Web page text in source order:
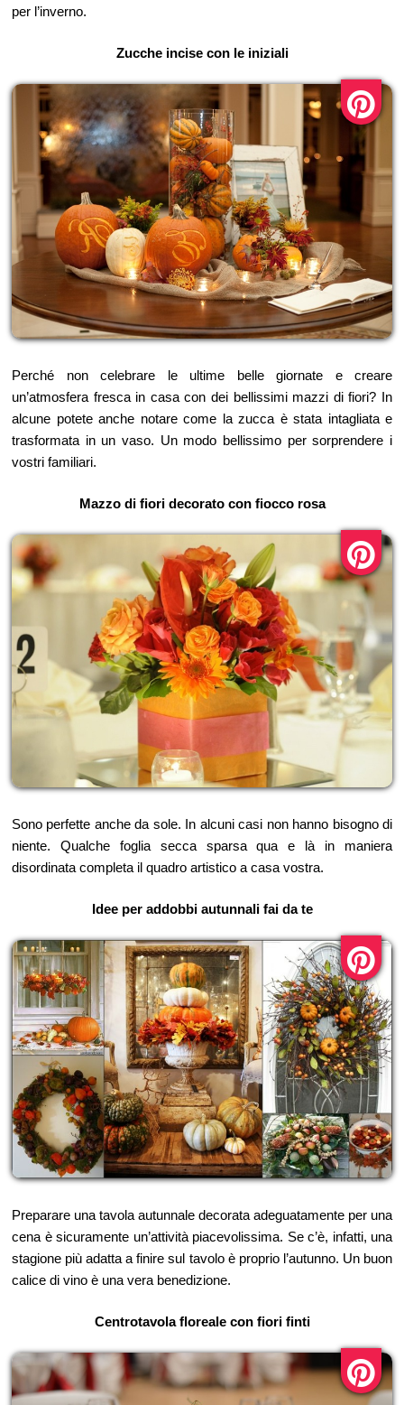
per l’inverno.
Zucche incise con le iniziali
Perché non celebrare le ultime belle giornate e creare
un’atmosfera fresca in casa con dei bellissimi mazzi di fiori? In
alcune potete anche notare come la zucca è stata intagliata e
trasformata in un vaso. Un modo bellissimo per sorprendere i
vostri familiari.
Mazzo di fiori decorato con fiocco rosa
Sono perfette anche da sole. In alcuni casi non hanno bisogno di
niente. Qualche foglia secca sparsa qua e là in maniera
disordinata completa il quadro artistico a casa vostra.
Idee per addobbi autunnali fai da te
Preparare una tavola autunnale decorata adeguatamente per una
cena è sicuramente un’attività piacevolissima. Se c’è, infatti, una
stagione più adatta a finire sul tavolo è proprio l’autunno. Un buon
calice di vino è una vera benedizione.
Centrotavola floreale con fiori finti